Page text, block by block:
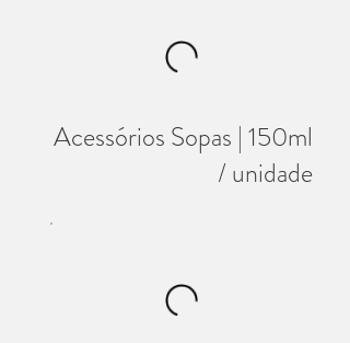
Acessórios Sopas | 150ml
/ unidade